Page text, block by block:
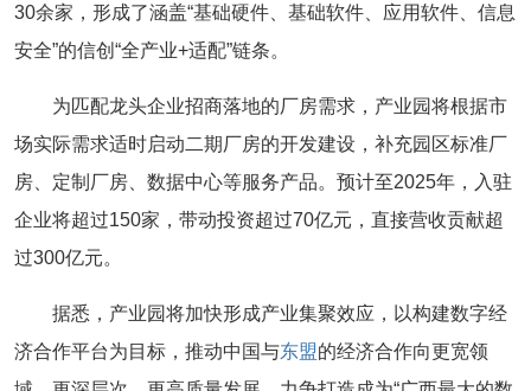
30余家，形成了涵盖“基础硬件、基础软件、应用软件、信息
安全”的信创“全产业+适配”链条。
为匹配龙头企业招商落地的厂房需求，产业园将根据市
场实际需求适时启动二期厂房的开发建设，补充园区标准厂
房、定制厂房、数据中心等服务产品。预计至2025年，入驻
企业将超过150家，带动投资超过70亿元，直接营收贡献超
过300亿元。
据悉，产业园将加快形成产业集聚效应，以构建数字经
济合作平台为目标，推动中国与东盟的经济合作向更宽领